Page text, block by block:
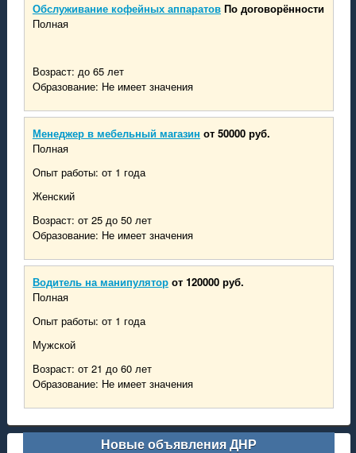
Обслуживание кофейных аппаратов По договорённости
Полная
Возраст: до 65 лет
Образование: Не имеет значения
Менеджер в мебельный магазин от 50000 руб.
Полная
Опыт работы: от 1 года
Женский
Возраст: от 25 до 50 лет
Образование: Не имеет значения
Водитель на манипулятор от 120000 руб.
Полная
Опыт работы: от 1 года
Мужской
Возраст: от 21 до 60 лет
Образование: Не имеет значения
Новые объявления ДНР